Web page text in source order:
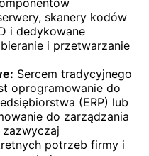
skanery kodów
i dedykowane
i przetwarzanie
Sercem tradycyjnego
oprogramowanie do
(ERP) lub
do zarządzania
zazwyczaj
potrzeb firmy i